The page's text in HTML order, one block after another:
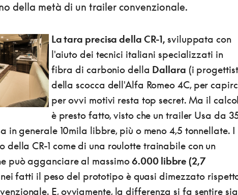
della metà di un trailer convenzionale.
La tara precisa della CR-1,sviluppata con
l'aiuto dei tecnici italiani specializzati in
fibra di carbonio della Dallara (i
della scocca dell'Alfa Romeo 4C, per
per ovvi motivi resta top secret. Ma il
è presto fatto, visto che un trailer Usa da
in generale 10mila libbre, più o meno 4,5 tonnellate. I
della CR-1 come di una roulotte trainabile con un
può agganciare al massimo6.000 libbre (2,7
fatti il peso del prototipo è quasi dimezzato
E, ovviamente, la differenza si fa sentire sia